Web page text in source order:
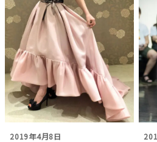
結婚式場を探す
ドレスブランド
スタイル別
フォトウエディング
2019年4月8日